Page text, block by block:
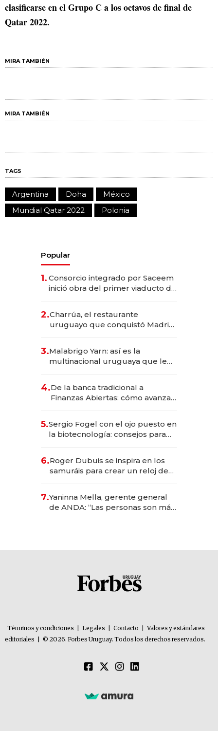
clasificarse en el Grupo C a los octavos de final de
Qatar 2022.
MIRA TAMBIÉN
MIRA TAMBIÉN
TAGS
Argentina Doha
México
Mundial Qatar 2022
Polonia
Popular
1. Consorcio integrado por Saceem
inició obra del primer viaducto de
millones
2.Charrúa, el restaurante
uruguayo que conquistó Madrid:
anticipación y prepara apertura
3.Malabrigo Yarn: así es la
multinacional uruguaya que le
4.De la banca tradicional a
Finanzas Abiertas: cómo avanza
5.Sergio Fogel con el ojo puesto en
la biotecnología: consejos para
6.Roger Dubuis se inspira en los
samuráis para crear un reloj de
7.Yaninna Mella, gerente general
de ANDA: “Las personas son más
Términos y condiciones Legales Contacto
Valores y estándares
editoriales
© 2026. Forbes Uruguay. Todos los derechos reservados.